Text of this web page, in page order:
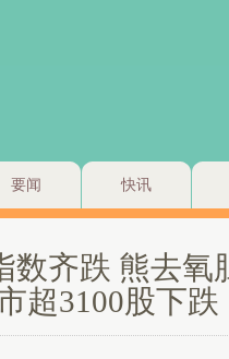
要闻 快讯
数齐跌 熊去氧
超3100股下跌